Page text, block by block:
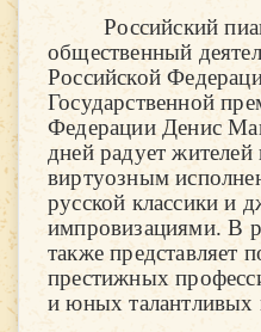
Российский
общественный
Российской
Государственной
Федерации Денис
дней радует жителей
виртуозным
русской классики и
импровизациями. В
также представляет
престижных
и юных талантливых